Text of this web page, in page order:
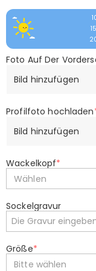
Foto Auf Der
Bild hinzufügen
Profilfoto hochladen
Bild hinzufügen
Wackelkopf*
Wählen
Sockelgravur
Größe*
Bitte wählen